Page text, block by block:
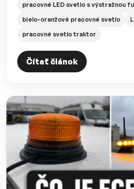
pracovné LED svetlo s výstražnou
bielo-oranžové pracovné svetlo
pracovné svetlo traktor
Čítať článok